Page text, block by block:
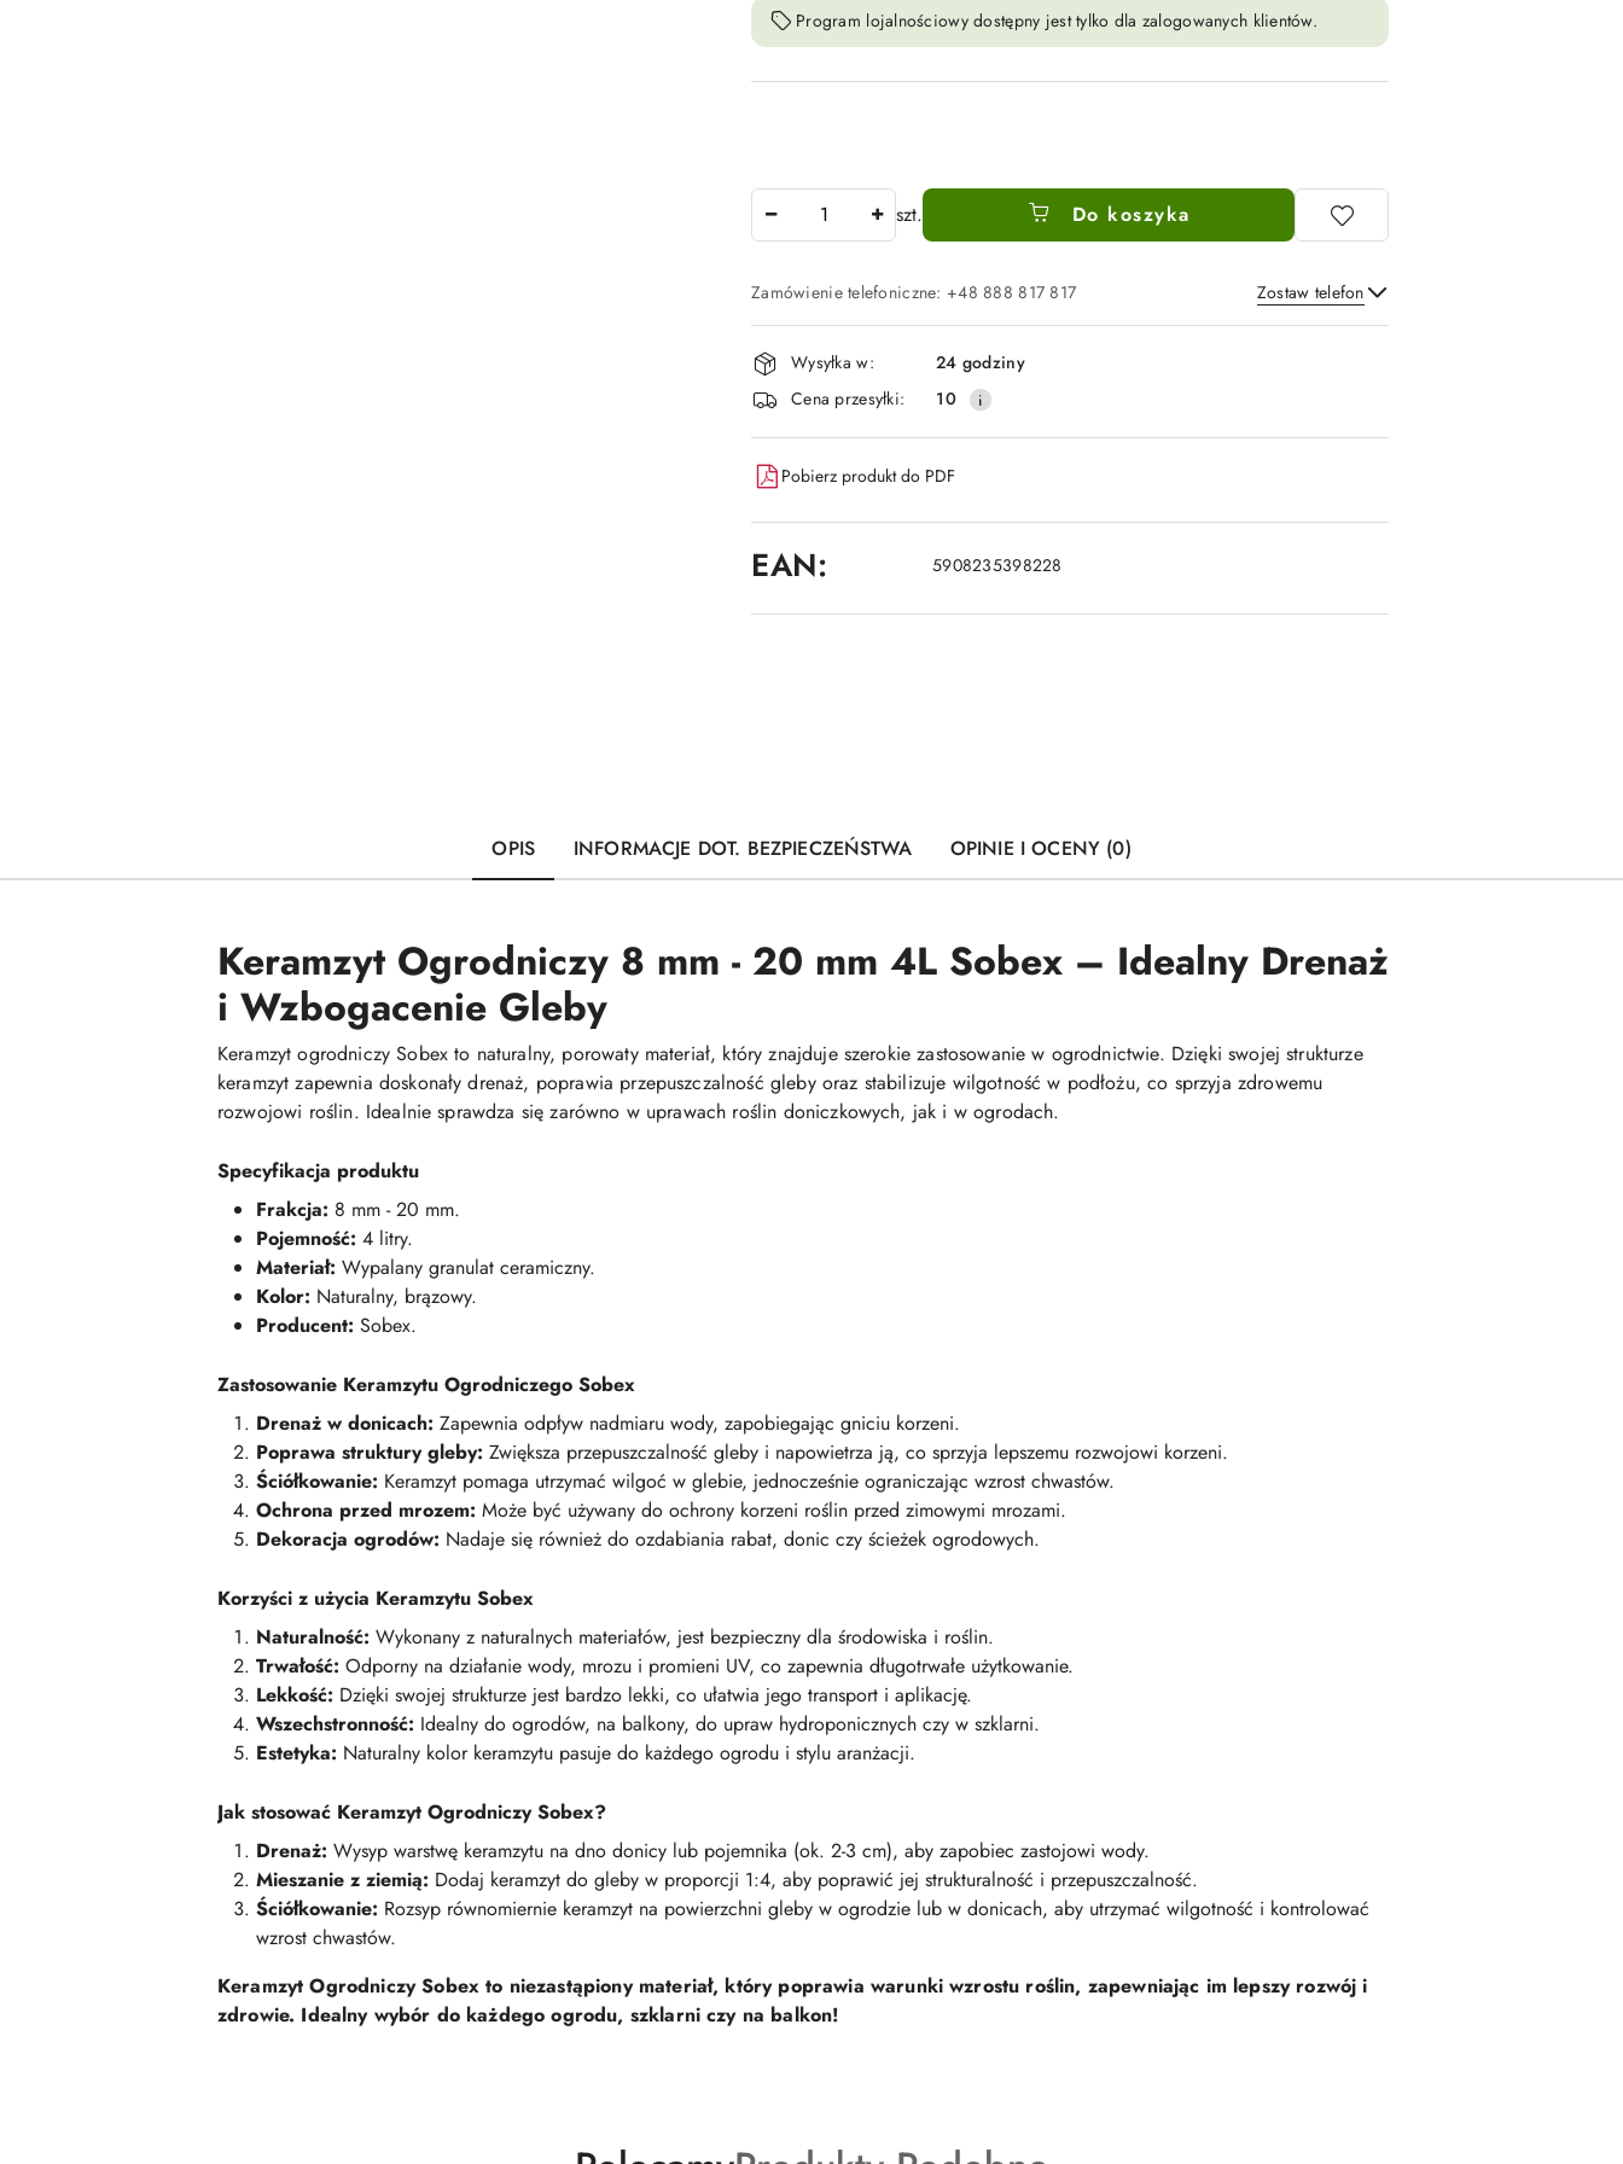
Program lojalnościowy dostępny jest tylko dla zalogowanych klientów.
szt. Do koszyka
Zamówienie telefoniczne: +48 888 817 817 Zostaw telefon
Wyślij
Dostępność
i
dostawa
Wysyłka w:
24 godziny
Cena przesyłki:
10
Pobierz produkt do PDF
EAN: 5908235398228
OPIS INFORMACJE DOT. BEZPIECZEŃSTWA OPINIE I OCENY (0)
Keramzyt Ogrodniczy 8 mm - 20 mm 4L Sobex – Idealny Drenaż
i Wzbogacenie Gleby
Keramzyt ogrodniczy Sobex to naturalny, porowaty materiał, który znajduje szerokie zastosowanie w ogrodnictwie. Dzięki swojej strukturze
keramzyt zapewnia doskonały drenaż, poprawia przepuszczalność gleby oraz stabilizuje wilgotność w podłożu, co sprzyja zdrowemu
rozwojowi roślin. Idealnie sprawdza się zarówno w uprawach roślin doniczkowych, jak i w ogrodach.
Specyfikacja produktu
Frakcja: 8 mm - 20 mm.
Pojemność: 4 litry.
Materiał: Wypalany granulat ceramiczny.
Kolor: Naturalny, brązowy.
Producent: Sobex.
Zastosowanie Keramzytu Ogrodniczego Sobex
Drenaż w donicach: Zapewnia odpływ nadmiaru wody, zapobiegając gniciu korzeni.
Poprawa struktury gleby: Zwiększa przepuszczalność gleby i napowietrza ją, co sprzyja lepszemu rozwojowi korzeni.
Ściółkowanie: Keramzyt pomaga utrzymać wilgoć w glebie, jednocześnie ograniczając wzrost chwastów.
Ochrona przed mrozem: Może być używany do ochrony korzeni roślin przed zimowymi mrozami.
Dekoracja ogrodów: Nadaje się również do ozdabiania rabat, donic czy ścieżek ogrodowych.
Korzyści z użycia Keramzytu Sobex
Naturalność: Wykonany z naturalnych materiałów, jest bezpieczny dla środowiska i roślin.
Trwałość: Odporny na działanie wody, mrozu i promieni UV, co zapewnia długotrwałe użytkowanie.
Lekkość: Dzięki swojej strukturze jest bardzo lekki, co ułatwia jego transport i aplikację.
Wszechstronność: Idealny do ogrodów, na balkony, do upraw hydroponicznych czy w szklarni.
Estetyka: Naturalny kolor keramzytu pasuje do każdego ogrodu i stylu aranżacji.
Jak stosować Keramzyt Ogrodniczy Sobex?
Drenaż: Wysyp warstwę keramzytu na dno donicy lub pojemnika (ok. 2-3 cm), aby zapobiec zastojowi wody.
Mieszanie z ziemią: Dodaj keramzyt do gleby w proporcji 1:4, aby poprawić jej strukturalność i przepuszczalność.
Ściółkowanie: Rozsyp równomiernie keramzyt na powierzchni gleby w ogrodzie lub w donicach, aby utrzymać wilgotność i kontrolować
wzrost chwastów.
Keramzyt Ogrodniczy Sobex to niezastąpiony materiał, który poprawia warunki wzrostu roślin, zapewniając im lepszy rozwój i
zdrowie. Idealny wybór do każdego ogrodu, szklarni czy na balkon!